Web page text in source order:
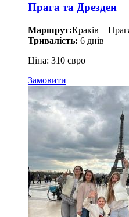
Прага та Дрезден
Маршрут:Краків –
Тривалість: 6 днів
Ціна: 310 євро
Замовити